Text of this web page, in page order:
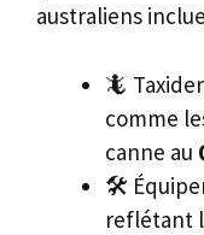
australiens
🦎
comme
canne au
🛠️
reflétant